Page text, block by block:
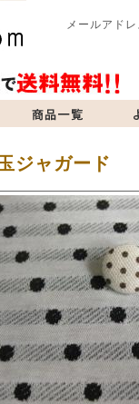
メールアド
トについて お問い合
ジャガード